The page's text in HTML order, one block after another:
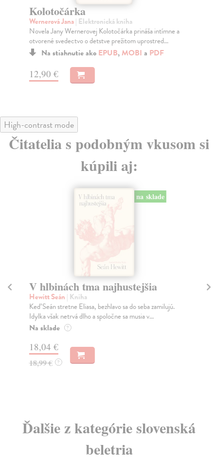
Kolotočárka
Wernerová Jana| Elektronická kniha
Novela Jany Wernerovej Kolotočárka prináša intímne a
otvorené svedectvo o detstve prežitom uprostred...
Na stiahnutie ako EPUB,MOBI a PDF
12,90 €
High-contrast mode
Čitatelia s podobným vkusom si
kúpili aj:
na sklade
V hlbinách tma najhustejšia
Hewitt Seán | Kniha
Keď Seán stretne Eliasa, bezhlavo sa do seba zamilujú.
Idylka však netrvá dlho a spoločne sa musia v...
Na sklade ?
18,04 €
18,99 € ?
Ďalšie z kategórie slovenská
beletria